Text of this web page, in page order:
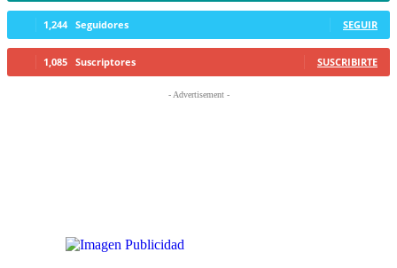
1,244 Seguidores SEGUIR
1,085 Suscriptores SUSCRIBIRTE
- Advertisement -